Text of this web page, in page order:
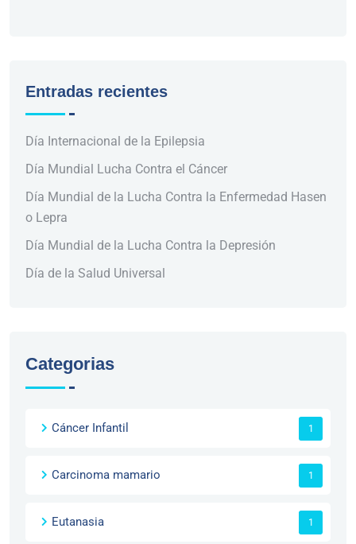
Entradas recientes
Día Internacional de la Epilepsia
Día Mundial Lucha Contra el Cáncer
Día Mundial de la Lucha Contra la Enfermedad Hasen
o Lepra
Día Mundial de la Lucha Contra la Depresión
Día de la Salud Universal
Categorias
Cáncer Infantil 1
Carcinoma mamario 1
Eutanasia 1